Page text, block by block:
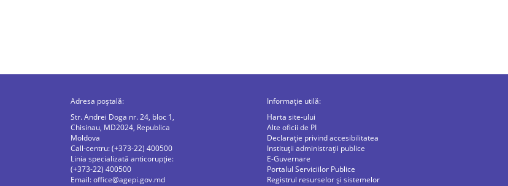
Adresa poștală:
Str. Andrei Doga nr. 24, bloc 1,
Chisinau, MD2024, Republica
Moldova
Call-centru: (+373-22) 400500
Linia specializată anticorupție:
(+373-22) 400500
Email:office@agepi.gov.md
Informație utilă:
Harta site-ului
Alte oficii de PI
Declarație privind accesibilitatea
Instituții administrații publice
E-Guvernare
Portalul Serviciilor Publice
Registrul resurselor și sistemelor